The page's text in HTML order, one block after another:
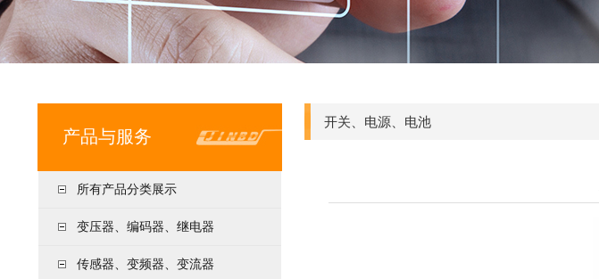
产品与服务
所有产品分类展示
变压器、编码器、继电器
传感器、变频器、变流器
开关、电源、电池